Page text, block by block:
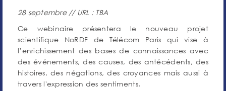
28 septembre // URL : TBA
Ce webinaire présentera le nouveau projet
scientifique NoRDF de Télécom Paris qui vise à
l’enrichissement des bases de connaissances avec
des événements, des causes, des antécédents, des
histoires, des négations, des croyances mais aussi à
travers l'expression des sentiments.